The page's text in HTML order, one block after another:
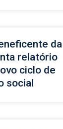
da
relatório
ciclo de
social